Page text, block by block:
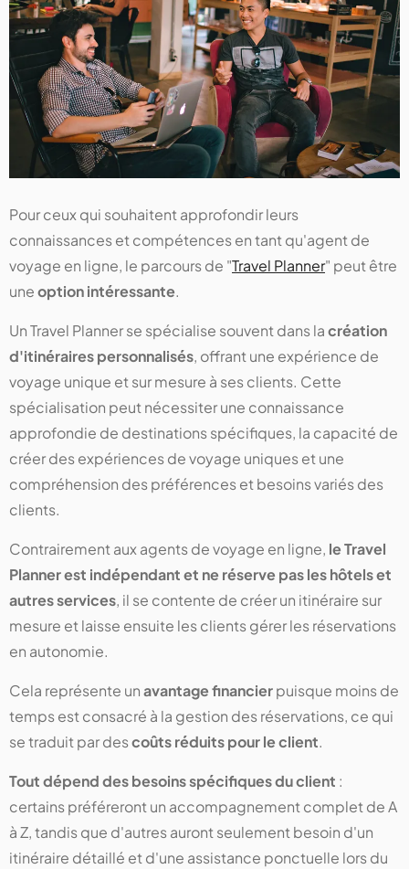
Pour ceux qui souhaitent approfondir leurs
connaissances et compétences en tant qu'agent de
voyage en ligne, le parcours de "Travel Planner" peut être
uneoption intéressante.
Un Travel Planner se spécialise souvent dans lacréation
d'itinéraires personnalisés, offrant une expérience de
voyage unique et sur mesure à ses clients. Cette
spécialisation peut nécessiter une connaissance
approfondie de destinations spécifiques, la capacité de
créer des expériences de voyage uniques et une
compréhension des préférences et besoins variés des
clients.
Contrairement aux agents de voyage en ligne, le Travel
Planner est indépendant et ne réserve pas les hôtels et
autres services, il se contente de créer un itinéraire sur
mesure et laisse ensuite les clients gérer les réservations
en autonomie.
Cela représente unavantage financierpuisque moins de
temps est consacré à la gestion des réservations, ce qui
se traduit par descoûts réduits pour le client.
Tout dépend des besoins spécifiques du client :
certains préféreront un accompagnement complet de A
à Z, tandis que d'autres auront seulement besoin d'un
itinéraire détaillé et d'une assistance ponctuelle lors du